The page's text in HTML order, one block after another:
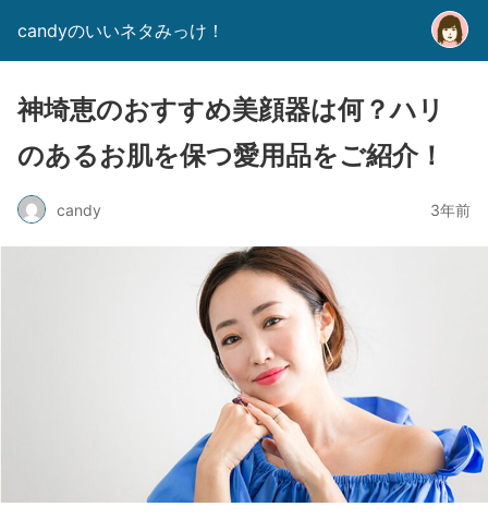
candyのいいネタみっけ！
神埼恵のおすすめ美顔器は何？ハリ
のあるお肌を保つ愛用品をご紹介！
candy 3年前